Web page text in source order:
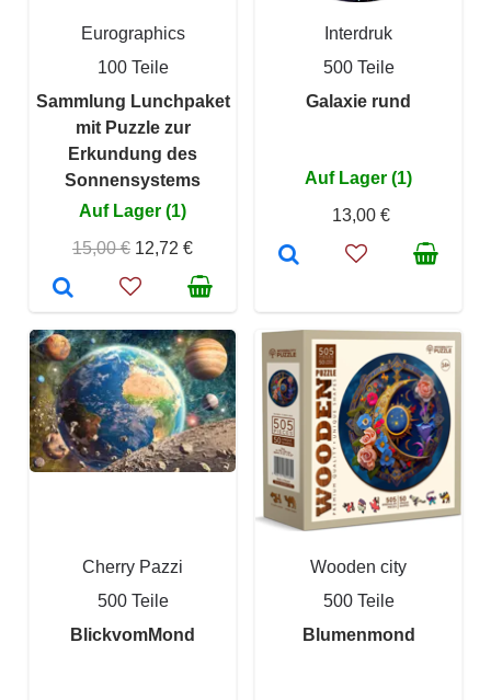
Eurographics
100 Teile
Sammlung Lunchpaket
mit Puzzle zur
Erkundung des
Sonnensystems
Auf Lager (1)
15,00 € 12,72 €
Interdruk
500 Teile
Galaxie rund
Auf Lager (1)
13,00 €
Cherry Pazzi
500 Teile
BlickvomMond
Wooden city
500 Teile
Blumenmond